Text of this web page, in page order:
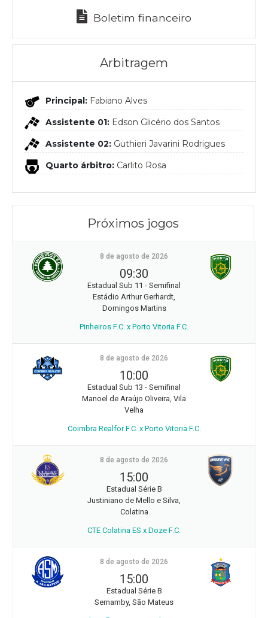
Boletim financeiro
Arbitragem
Principal: Fabiano Alves
Assistente 01: Edson Glicério dos Santos
Assistente 02: Guthieri Javarini Rodrigues
Quarto árbitro: Carlito Rosa
Próximos jogos
8 de agosto de 2026
09:30
Estadual Sub 11 - Semifinal
Estádio Arthur Gerhardt,
Domingos Martins
Pinheiros F.C. x Porto Vitoria F.C.
8 de agosto de 2026
10:00
Estadual Sub 13 - Semifinal
Manoel de Araújo Oliveira, Vila
Velha
Coimbra Realfor F.C. x Porto Vitoria F.C.
8 de agosto de 2026
15:00
Estadual Série B
Justiniano de Mello e Silva,
Colatina
CTE Colatina ES x Doze F.C.
8 de agosto de 2026
15:00
Estadual Série B
Sernamby, São Mateus